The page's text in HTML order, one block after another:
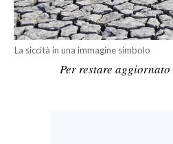
SPORT
RISULTATI E CLASSIFICHE
La siccità in una immagine simbolo
Per restare